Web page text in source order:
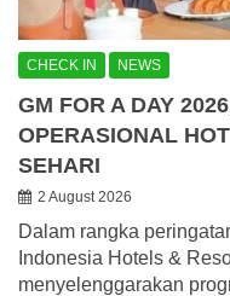
CHECK IN NEWS
GM FOR A DAY
OPERASIONAL
SEHARI
2 August 2026
Dalam rangka
Indonesia Hotels &
menyelenggarakan